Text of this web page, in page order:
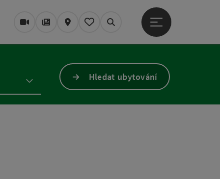
Webové kamery
Časopis/Blog
MapaZapamatované
Vyhledávání
Otevřít hlavní
Hledat ubytování